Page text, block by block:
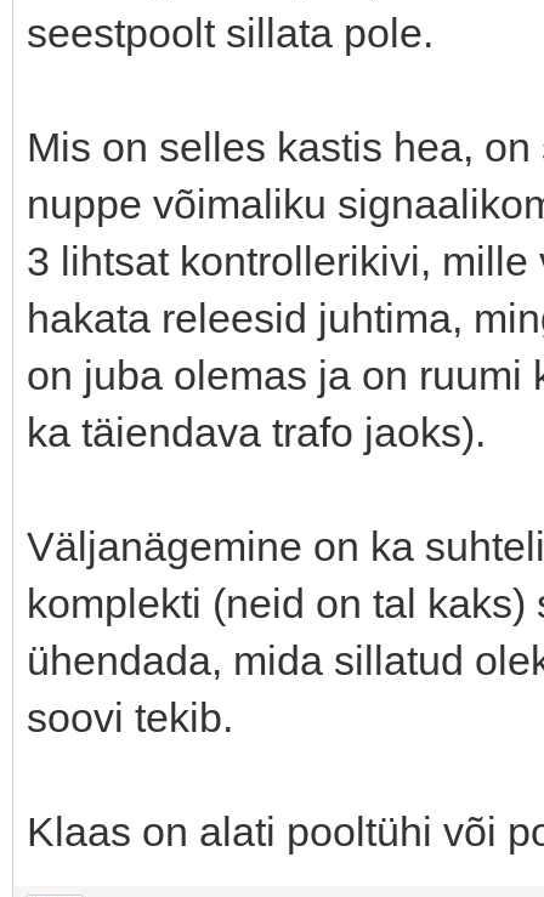
seestpoolt sillata pole.
Mis on selles kastis hea,
nuppe võimaliku
3 lihtsat kontrollerikivi,
hakata releesid juhtima,
on juba olemas ja on ruumi
ka täiendava trafo jaoks).
Väljanägemine on ka
komplekti (neid on tal
ühendada, mida sillatud
soovi tekib.
Klaas on alati pooltühi või